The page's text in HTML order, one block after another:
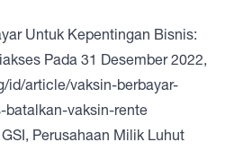
Untuk Kepentingan Bisnis:
Pada 31 Desember 2022,
id/article/vaksin-berbayar-
batalkan-vaksin-rente
Perusahaan Milik Luhut